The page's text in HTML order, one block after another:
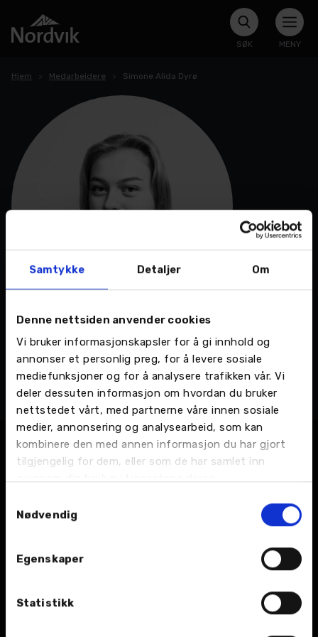
Samtykke Detaljer Om
Denne nettsiden anvender cookies
Vi bruker informasjonskapsler for å gi innhold og
annonser et personlig preg, for å levere sosiale
mediefunksjoner og for å analysere trafikken vår. Vi
deler dessuten informasjon om hvordan du bruker
nettstedet vårt, med partnerne våre innen sosiale
medier, annonsering og analysearbeid, som kan
kombinere den med annen informasjon du har gjort
tilgjengelig for dem, eller som de har samlet inn
gjennom din bruk av tjenestene deres.
Nødvendig
Egenskaper
Statistikk
SØK MENY
Hjem Medarbeidere Simone Alida Dyrø
Harstad - Rundhågen 2, Kunderådgivere
77 01 90 20
Send en e-post